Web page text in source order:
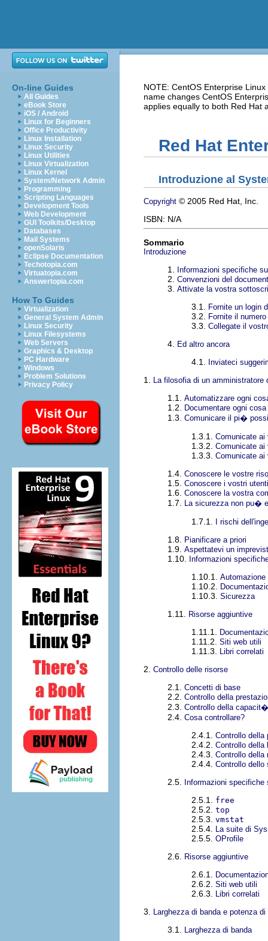
On-line Guides
All Guides
eBook Store
iOS / Android
Linux for Beginners
Office Productivity
Linux Installation
Linux Security
Linux Utilities
Linux Virtualization
Linux Kernel
System/Network Admin
Programming
Scripting Languages
Development Tools
Web Development
GUI Toolkits/Desktop
Databases
Mail Systems
openSolaris
Eclipse Documentation
Techotopia.com
Virtuatopia.com
Answertopia.com
How To Guides
Virtualization
General System Admin
Linux Security
Linux Filesystems
Web Servers
Graphics & Desktop
PC Hardware
Windows
Problem Solutions
Privacy Policy
NOTE: CentOS Enterprise
name changes CentOS
applies equally to both Red Hat
Red Hat
Introduzione al
Copyright © 2005 Red Hat, Inc.
ISBN: N/A
Sommario
Introduzione
1. Informazioni specifiche
2. Convenzioni del
3. Attivate la vostra
3.1. Fornite un login
3.2. Fornite il
3.3. Collegate il
4. Ed altro ancora
4.1. Inviateci
1. La filosofia di un amministratore
1.1. Automatizzare ogni
1.2. Documentare ogni cosa
1.3. Comunicare il pi�
1.3.1. Comunicate
1.3.2. Comunicate
1.3.3. Comunicate
1.4. Conoscere le vostre
1.5. Conoscere i vostri utenti
1.6. Conoscere la vostra
1.7. La sicurezza non pu�
1.7.1. I rischi
1.8. Pianificare a priori
1.9. Aspettatevi un
1.10. Informazioni
1.10.1. Automazione
1.10.2.
1.10.3. Sicurezza
1.11. Risorse aggiuntive
1.11.1.
1.11.2. Siti web utili
1.11.3. Libri correlati
2. Controllo delle risorse
2.1. Concetti di base
2.2. Controllo della
2.3. Controllo della
2.4. Cosa controllare?
2.4.1. Controllo della
2.4.2. Controllo della
2.4.3. Controllo della
2.4.4. Controllo dello
2.5. Informazioni specifiche
2.5.1. free
2.5.2. top
2.5.3. vmstat
2.5.4. La suite di
2.5.5. OProfile
2.6. Risorse aggiuntive
2.6.1.
2.6.2. Siti web utili
2.6.3. Libri correlati
3. Larghezza di banda e potenza
3.1. Larghezza di banda